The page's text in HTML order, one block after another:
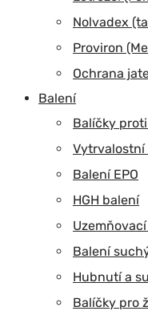
Nolvadex
Proviron
Ochrana
Balení
Balíčky
Vytrvalostní
Balení EPO
HGH balení
Balení
Hubnutí a
Balíčky pro